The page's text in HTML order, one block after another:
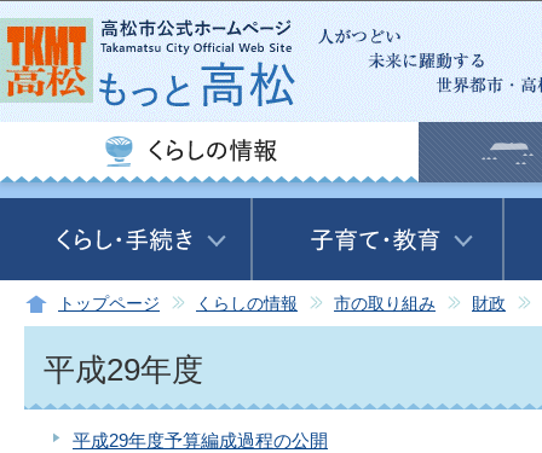
この
トップページ くらしの情報 市の取り組み 財政
平成29年度
平成29年度予算編成過程の公開